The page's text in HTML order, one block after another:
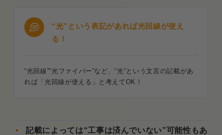
“光”という表記があれば光回線が使え
る！
“光回線”“光ファイバー”など、“光”という文言の記載があ
れば「光回線が使える」と考えてOK！
記載によっては“工事は済んでいない”可能性もあ